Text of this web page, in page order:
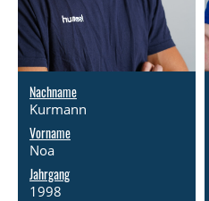
Nachname
Kurmann
Vorname
Noa
Jahrgang
1998